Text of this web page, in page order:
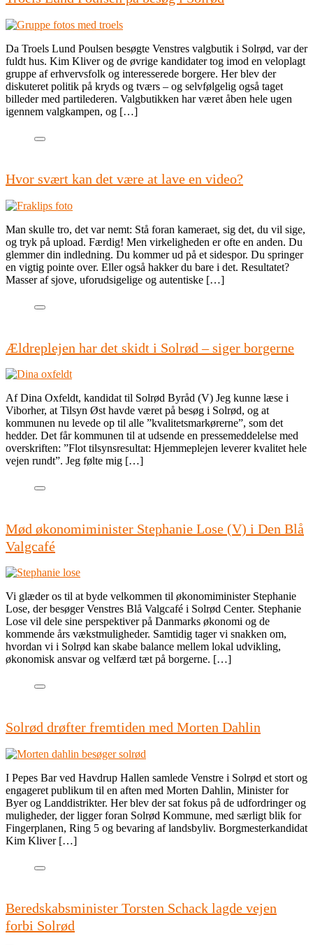
Da Troels Lund Poulsen besøgte Venstres valgbutik i Solrød, var der
fuldt hus. Kim Kliver og de øvrige kandidater tog imod en veloplagt
gruppe af erhvervsfolk og interesserede borgere. Her blev der
diskuteret politik på kryds og tværs – og selvfølgelig også taget
billeder med partilederen. Valgbutikken har været åben hele ugen
igennem valgkampen, og […]
Hvor svært kan det være at lave en video?
Man skulle tro, det var nemt: Stå foran kameraet, sig det, du vil sige,
og tryk på upload. Færdig! Men virkeligheden er ofte en anden. Du
glemmer din indledning. Du kommer ud på et sidespor. Du springer
en vigtig pointe over. Eller også hakker du bare i det. Resultatet?
Masser af sjove, uforudsigelige og autentiske […]
Ældreplejen har det skidt i Solrød – siger borgerne
Af Dina Oxfeldt, kandidat til Solrød Byråd (V) Jeg kunne læse i
Viborher, at Tilsyn Øst havde været på besøg i Solrød, og at
kommunen nu levede op til alle ”kvalitetsmarkørerne”, som det
hedder. Det får kommunen til at udsende en pressemeddelelse med
overskriften: ”Flot tilsynsresultat: Hjemmeplejen leverer kvalitet hele
vejen rundt”. Jeg følte mig […]
Mød økonomiminister Stephanie Lose (V) i Den Blå
Valgcafé
Vi glæder os til at byde velkommen til økonomiminister Stephanie
Lose, der besøger Venstres Blå Valgcafé i Solrød Center. Stephanie
Lose vil dele sine perspektiver på Danmarks økonomi og de
kommende års vækstmuligheder. Samtidig tager vi snakken om,
hvordan vi i Solrød kan skabe balance mellem lokal udvikling,
økonomisk ansvar og velfærd tæt på borgerne. […]
Solrød drøfter fremtiden med Morten Dahlin
I Pepes Bar ved Havdrup Hallen samlede Venstre i Solrød et stort og
engageret publikum til en aften med Morten Dahlin, Minister for
Byer og Landdistrikter. Her blev der sat fokus på de udfordringer og
muligheder, der ligger foran Solrød Kommune, med særligt blik for
Fingerplanen, Ring 5 og bevaring af landsbyliv. Borgmesterkandidat
Kim Kliver […]
Beredskabsminister Torsten Schack lagde vejen
forbi Solrød